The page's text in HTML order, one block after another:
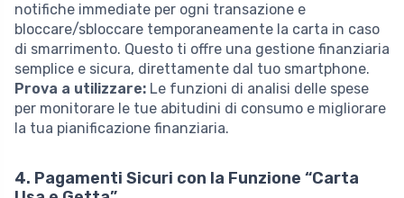
notifiche immediate per ogni transazione e
bloccare/sbloccare temporaneamente la carta in caso
di smarrimento. Questo ti offre una gestione finanziaria
semplice e sicura, direttamente dal tuo smartphone.
Prova a utilizzare: Le funzioni di analisi delle spese
per monitorare le tue abitudini di consumo e migliorare
la tua pianificazione finanziaria.
4. Pagamenti Sicuri con la Funzione “Carta